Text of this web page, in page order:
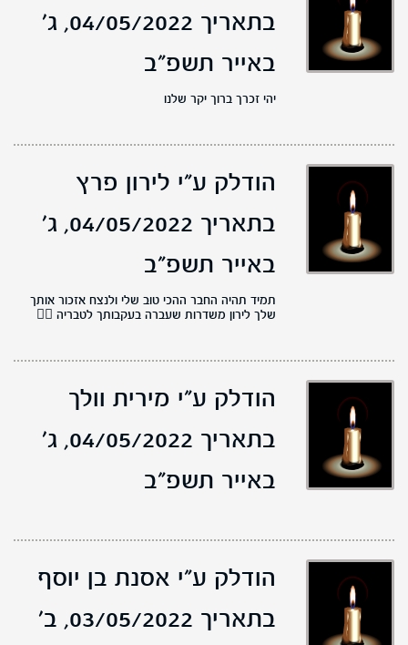
בתאריך 04/05/2022,
ג'
באייר תשפ"ב
יהי זכרך ברוך יקר שלנו
הודלק ע"י לירון פרץ
בתאריך 04/05/2022,
ג'
באייר תשפ"ב
תמיד תהיה החבר ההכי טוב שלי ולנצח אזכור אותך
שלך לירון משדרות שעברה בעקבותך לטבריה ❤️‍🔥
הודלק ע"י מירית וולך
בתאריך 04/05/2022,
ג'
באייר תשפ"ב
הודלק ע"י אסנת בן יוסף
בתאריך 03/05/2022,
ב'